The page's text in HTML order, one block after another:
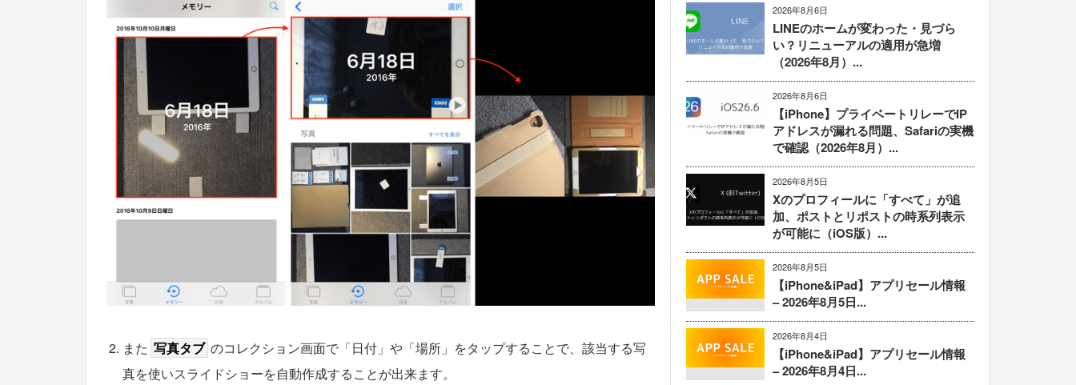
また 写真タブ のコレクション画面で「日付」や「場所」をタップすることで、該当する写
真を使いスライドショーを自動作成することが出来ます。
2026年8月6日
LINEのホームが変わった・見づら
い？リニューアルの適用が急増
（2026年8月）...
2026年8月6日
【iPhone】プライベートリレーでIP
アドレスが漏れる問題、Safariの実機
で確認（2026年8月）...
2026年8月5日
Xのプロフィールに「すべて」が追
加、ポストとリポストの時系列表示
が可能に（iOS版）...
2026年8月5日
【iPhone&iPad】アプリセール情報
– 2026年8月5日...
2026年8月4日
【iPhone&iPad】アプリセール情報
– 2026年8月4日...